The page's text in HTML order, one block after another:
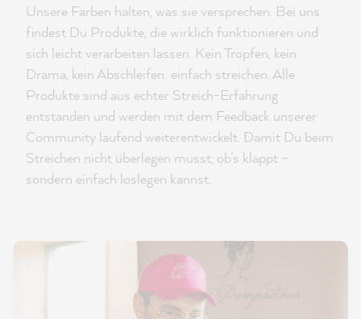
Unsere Farben halten, was sie versprechen. Bei uns
findest Du Produkte, die wirklich funktionieren und
sich leicht verarbeiten lassen. Kein Tropfen, kein
Drama, kein Abschleifen: einfach streichen. Alle
Produkte sind aus echter Streich-Erfahrung
entstanden und werden mit dem Feedback unserer
Community laufend weiterentwickelt. Damit Du beim
Streichen nicht überlegen musst, ob’s klappt –
sondern einfach loslegen kannst.